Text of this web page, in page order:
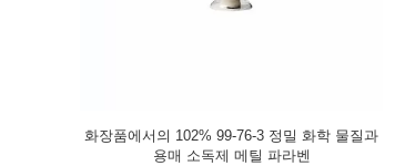
아자 39236-46-9 이미다졸리디닐 요소 제품, 화
장품을 위한 수용성 방부제